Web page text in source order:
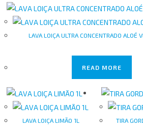
LAVA LOIÇA ULTRA CONCENTRADO ALOÉ
READ MORE
LAVA LOIÇA LIMÃO 1L TIRA